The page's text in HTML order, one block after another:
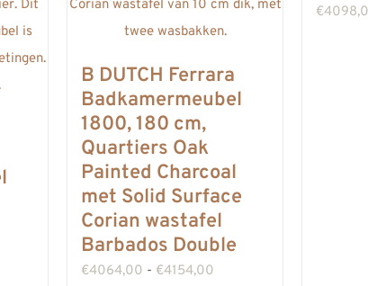
B DUTCH Ferrara
Badkamermeubel
1800, 180 cm,
Quartiers Oak
Painted Charcoal
met Solid Surface
Corian wastafel
Barbados Double
€4064,00 - €4154,00
€